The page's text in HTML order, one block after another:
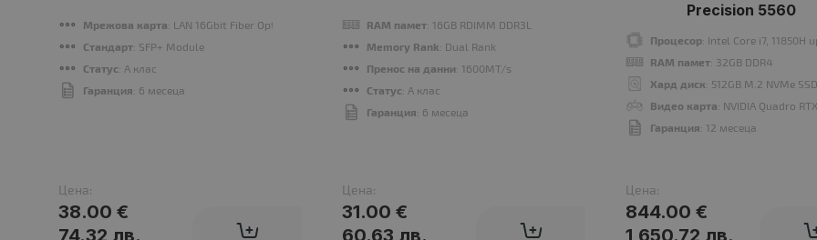
Мрежова карта: LAN 16Gbit Fiber Optic
Стандарт: SFP+ Module
Статус: A клас
Гаранция: 6 месеца
Цена:
38.00 €
RAM памет: 16GB RDIMM DDR3L
Memory Rank: Dual Rank
Пренос на данни: 1600MT/s
Статус: A клас
Гаранция: 6 месеца
Цена:
31.00 €
Precision 5560
Процесор: Intel Core i7, 11850H
RAM памет: 32GB DDR4
Хард диск: 512GB M.2 NVMe SSD
Видео карта: NVIDIA Quadro
Гаранция: 12 месеца
Цена:
844.00 €